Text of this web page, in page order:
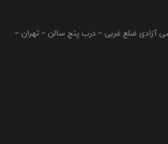
آزادی ضلع غربی – درب پنج سالن – تهران –